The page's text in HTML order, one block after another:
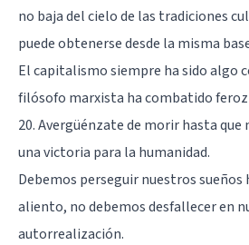
no baja del cielo de las tradiciones
puede obtenerse desde la misma
El capitalismo siempre ha sido algo
filósofo marxista ha combatido
20. Avergüénzate de morir hasta que
una victoria para la humanidad.
Debemos perseguir nuestros
aliento, no debemos desfallecer en
autorrealización.